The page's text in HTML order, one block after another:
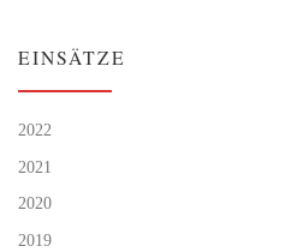
EINSÄTZE
2022
2021
2020
2019